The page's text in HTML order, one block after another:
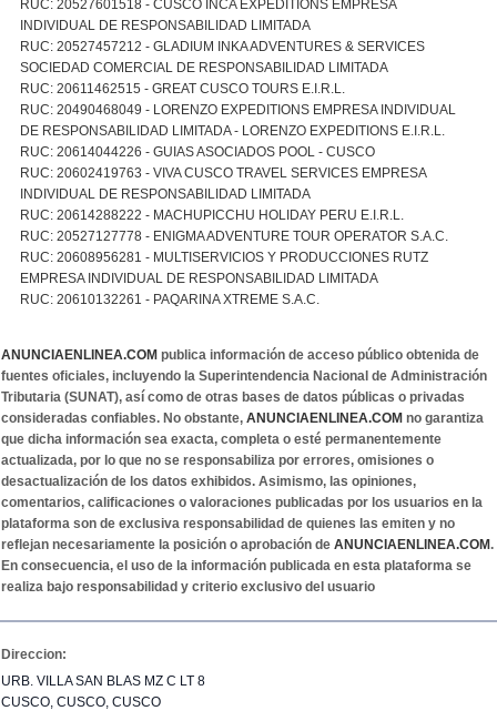
RUC: 20527601518 - CUSCO INCA EXPEDITIONS EMPRESA
INDIVIDUAL DE RESPONSABILIDAD LIMITADA
RUC: 20527457212 - GLADIUM INKA ADVENTURES & SERVICES
SOCIEDAD COMERCIAL DE RESPONSABILIDAD LIMITADA
RUC: 20611462515 - GREAT CUSCO TOURS E.I.R.L.
RUC: 20490468049 - LORENZO EXPEDITIONS EMPRESA INDIVIDUAL
DE RESPONSABILIDAD LIMITADA - LORENZO EXPEDITIONS E.I.R.L.
RUC: 20614044226 - GUIAS ASOCIADOS POOL - CUSCO
RUC: 20602419763 - VIVA CUSCO TRAVEL SERVICES EMPRESA
INDIVIDUAL DE RESPONSABILIDAD LIMITADA
RUC: 20614288222 - MACHUPICCHU HOLIDAY PERU E.I.R.L.
RUC: 20527127778 - ENIGMA ADVENTURE TOUR OPERATOR S.A.C.
RUC: 20608956281 - MULTISERVICIOS Y PRODUCCIONES RUTZ
EMPRESA INDIVIDUAL DE RESPONSABILIDAD LIMITADA
RUC: 20610132261 - PAQARINA XTREME S.A.C.
ANUNCIAENLINEA.COM publica información de acceso público obtenida de
fuentes oficiales, incluyendo la Superintendencia Nacional de Administración
Tributaria (SUNAT), así como de otras bases de datos públicas o privadas
consideradas confiables. No obstante, ANUNCIAENLINEA.COM no garantiza
que dicha información sea exacta, completa o esté permanentemente
actualizada, por lo que no se responsabiliza por errores, omisiones o
desactualización de los datos exhibidos. Asimismo, las opiniones,
comentarios, calificaciones o valoraciones publicadas por los usuarios en la
plataforma son de exclusiva responsabilidad de quienes las emiten y no
reflejan necesariamente la posición o aprobación de ANUNCIAENLINEA.COM.
En consecuencia, el uso de la información publicada en esta plataforma se
realiza bajo responsabilidad y criterio exclusivo del usuario
Direccion:
URB. VILLA SAN BLAS MZ C LT 8
CUSCO, CUSCO, CUSCO